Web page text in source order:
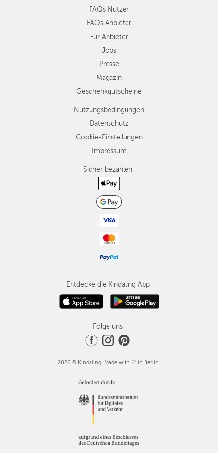
FAQs Nutzer
FAQs Anbieter
Für Anbieter
Jobs
Presse
Magazin
Geschenkgutscheine
Nutzungsbedingungen
Datenschutz
Cookie-Einstellungen
Impressum
Sicher bezahlen
Entdecke die Kindaling App
Folge uns
2026 © Kindaling. Made with ♡ in Berlin.